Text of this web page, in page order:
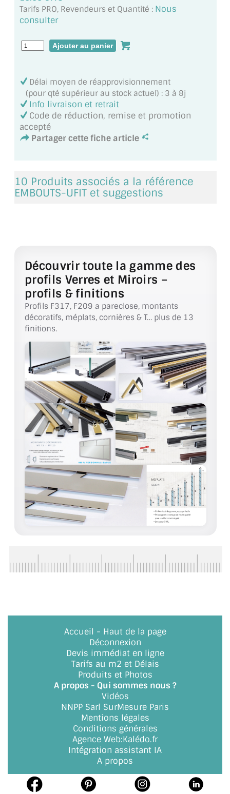
VERRE SUR MESURE
VERRE EXTRACLAIR
PAROI DE DOUCHE
VERRE FEUILLETÉ
VERRE ANTI-REFLET
VERRE FEUILLETÉ/TREMPÉ
DALLE DE SOL EN VERRE
VERRIÈRE TYPE ATELIER
VERRES TEXTURÉS
PLEXIGLAS PMMA
DOUBLE VITRAGE
ACCESSOIRES & QUINCAILLERIE
CATALOGUE DE PROFILS ET FIXATION DU
VERRE
LES FIXATIONS POUR MIROIR
LES PROFILS PAROI DE VERRE
VITRINE EN VERRE
CONNECTEURS ET ASSEMBLAGE DE VERRES
PLATS ET CORNIÈRES
LES CHARNIÈRES DE PORTE EN VERRE
FIXATION GARDES CORPS
SYSTÈMES PIVOTANTS
SYSTÈMES COULISSANTS
LE CATALOGUE ACCESSOIRES
(STROMBINOSCOPE)
ACCESSOIRES EN PROMOTIONS
EXEMPLES, RÉALISATIONS, INSPIRATIONS
COMMENT COUPER DU VERRE ?
Tarifs PRO, Revendeurs et Quantité : Nous
consulter
Délai moyen de réapprovisionnement
(pour qté supérieur au stock actuel) : 3 à 8j
Info livraison et retrait
Code de réduction, remise et promotion
accepté
Partager cette fiche article
10 Produits associés a la référence
EMBOUTS-UFIT et suggestions
Découvrir toute la gamme des
profils Verres et Miroirs –
profils & finitions
Profils F317, F209 a pareclose, montants
décoratifs, méplats, cornières & T… plus de 13
finitions.
Accueil - Haut de la page
Déconnexion
Devis immédiat en ligne
Tarifs au m2 et Délais
Produits et Photos
A propos - Qui sommes nous ?
Vidéos
NNPP Sarl SurMesure Paris
Mentions légales
Conditions générales
Agence Web:Kalédo.fr
Intégration assistant IA
A propos